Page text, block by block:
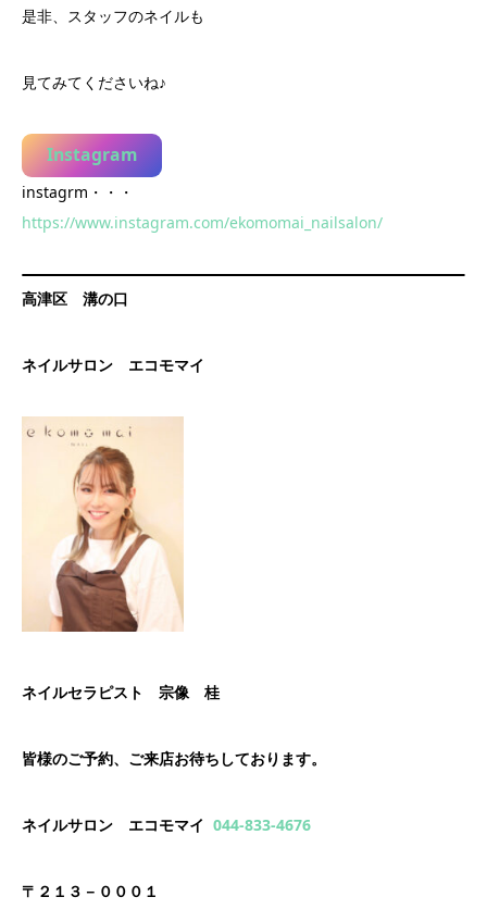
是非、スタッフのネイルも
見てみてくださいね♪
Instagram
instagrm・・・
https://www.instagram.com/ekomomai_nailsalon/
高津区 溝の口
ネイルサロン エコモマイ
ネイルセラピスト 宗像 桂
皆様のご予約、ご来店お待ちしております。
ネイルサロン エコモマイ 044-833-4676
〒２１３－０００１